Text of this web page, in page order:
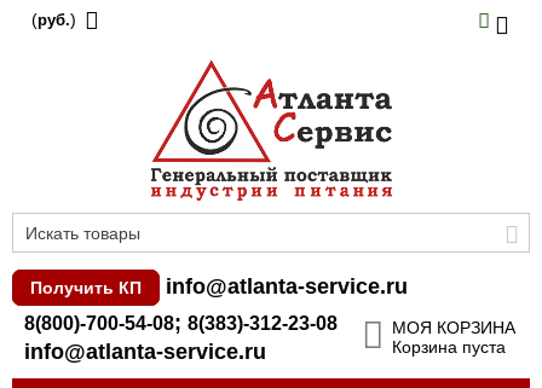
(руб.)
Получить КП info@atlanta-service.ru
8(800)-700-54-08; 8(383)-312-23-08
info@atlanta-service.ru
МОЯ КОРЗИНА
Корзина пуста